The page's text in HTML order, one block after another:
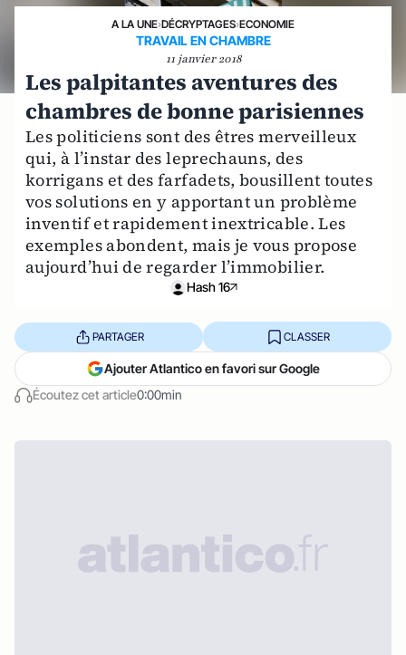
A LA UNE›DÉCRYPTAGES›ECONOMIE
TRAVAIL EN CHAMBRE
11 janvier 2018
Les palpitantes aventures des
chambres de bonne parisiennes
Les politiciens sont des êtres merveilleux
qui, à l’instar des leprechauns, des
korrigans et des farfadets, bousillent toutes
vos solutions en y apportant un problème
inventif et rapidement inextricable. Les
exemples abondent, mais je vous propose
aujourd’hui de regarder l’immobilier.
Hash 16
Écoutez cet article0:00min
PARTAGER CLASSER
Ajouter Atlantico en favori sur Google